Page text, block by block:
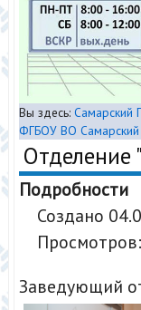
Вы здесь: Самарский
ФГБОУ ВО Самарский
Подробности
Создано
Заведующий